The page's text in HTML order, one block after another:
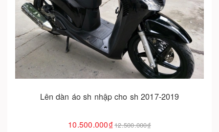
Lên dàn áo sh nhập cho sh 2017-2019
10.500.000₫12.500.000₫
Cho vào giỏ hàng